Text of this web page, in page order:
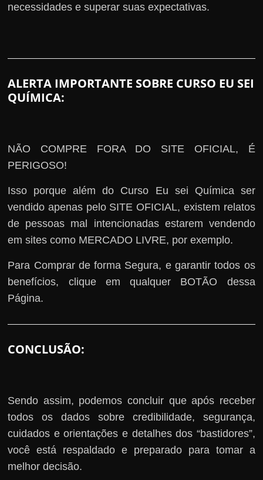
necessidades e superar suas expectativas.
ALERTA IMPORTANTE SOBRE CURSO EU SEI
QUÍMICA:
NÃO COMPRE FORA DO SITE OFICIAL, É
PERIGOSO!
Isso porque além do Curso Eu sei Química ser
vendido apenas pelo SITE OFICIAL, existem relatos
de pessoas mal intencionadas estarem vendendo
em sites como MERCADO LIVRE, por exemplo.
Para Comprar de forma Segura, e garantir todos os
benefícios, clique em qualquer BOTÃO dessa
Página.
CONCLUSÃO:
Sendo assim, podemos concluir que após receber
todos os dados sobre credibilidade, segurança,
cuidados e orientações e detalhes dos “bastidores”,
você está respaldado e preparado para tomar a
melhor decisão.